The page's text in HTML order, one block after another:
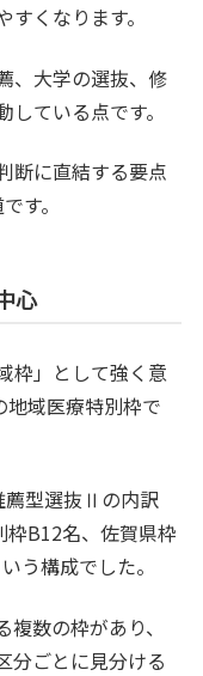
くなります。
、大学の選抜、修
ている点です。
断に直結する要点
す。
心
枠」として強く意
域医療特別枠で
薦型選抜Ⅱの内訳
B12名、佐賀県枠
う構成でした。
数の枠があり、
分ごとに見分ける